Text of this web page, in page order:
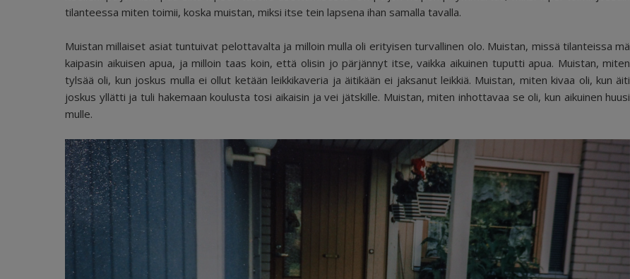
tilanteessa miten toimii, koska muistan, miksi itse tein lapsena ihan samalla tavalla.
Muistan millaiset asiat tuntuivat pelottavalta ja milloin mulla oli erityisen turvallinen olo. Muistan, missä tilanteissa mä
kaipasin aikuisen apua, ja milloin taas koin, että olisin jo pärjännyt itse, vaikka aikuinen tuputti apua. Muistan, miten
tylsää oli, kun joskus mulla ei ollut ketään leikkikaveria ja äitikään ei jaksanut leikkiä. Muistan, miten kivaa oli, kun äiti
joskus yllätti ja tuli hakemaan koulusta tosi aikaisin ja vei jätskille. Muistan, miten inhottavaa se oli, kun aikuinen huusi
mulle.